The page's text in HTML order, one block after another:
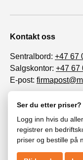
Kontakt oss
Sentralbord: +47 67
Salgskontor: +47 67
E-post:
Informasjon
Ser du etter priser?
Logg inn hvis du
registrer en
priser og bestille på